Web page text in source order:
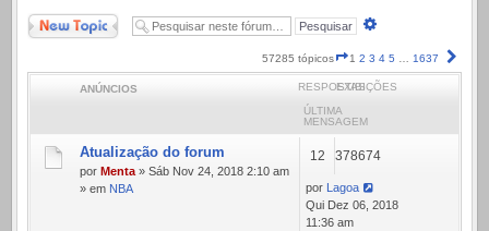
Novo Tópico
57285 tópicos Página
1
de
1 2 3 4 5 … 1637
ANÚNCIOS RESPOSTASEXIBIÇÕES
ÚLTIMA
MENSAGEM
Atualização do forum
por Menta » Sáb Nov 24, 2018 2:10 am
» em NBA
12 378674
por
Lagoa
Qui Dez 06, 2018
11:36 am